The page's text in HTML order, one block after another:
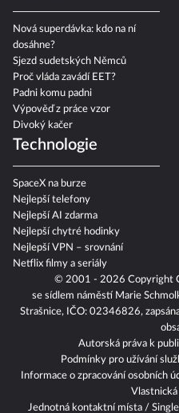
© 2001 - 2026 Copyright
se sídlem náměstí Marie
Strašnice, IČO: 02346826,
Autorská práva k
Podmínky pro užívání
Informace o zpracování osobních
Jednotná kontaktní místa /
Nová superdávka: kdo na ní
dosáhne?
Sjezd sudetských Němců
Proč vláda zavádí EET?
Padni komu padni
Výpověď z práce vzor
Divoký kačer
Technologie
SpaceX na burze
Nejlepší telefony
Nejlepší AI zdarma
Nejlepší chytré hodinky
Nejlepší VPN – srovnání
Netflix filmy a seriály